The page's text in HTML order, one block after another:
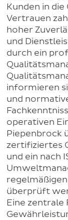
Kunden in
Vertrauen
hoher
und
durch ein
informieren
und
operativen
Piepenbrock
zertifiziertes
und ein nach
überprüft
Eine zentrale